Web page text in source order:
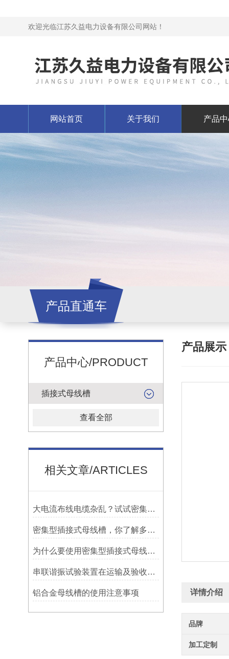
欢迎光临江苏久益电力设备有限公司网站！
网站首页 关于我们 产品
产品直通车
产品中心/PRODUCT
插接式母线槽
查看全部
相关文章/ARTICLES
大电流布线电缆杂乱？试试密集型插接式母线槽
密集型插接式母线槽，你了解多少？
为什么要使用密集型插接式母线槽，原因是什么
串联谐振试验装置在运输及验收时注意哪些事项
铝合金母线槽的使用注意事项
产品展示
详情介绍
品牌
加工定制